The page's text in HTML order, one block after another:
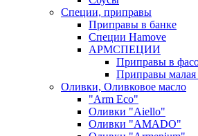
Специи, приправы
Приправы в банке
Специи Hamove
АРМСПЕЦИИ
Приправы в
Приправы малая
Оливки, Оливковое масло
"Arm Eco"
Оливки "Aiello"
Оливки "AMADO"